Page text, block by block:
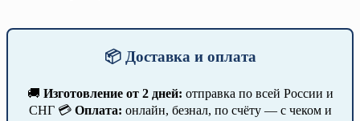
📦 Доставка и оплата
🚚 Изготовление от 2 дней: отправка по всей России и
СНГ 💳 Оплата: онлайн, безнал, по счёту — с чеком и